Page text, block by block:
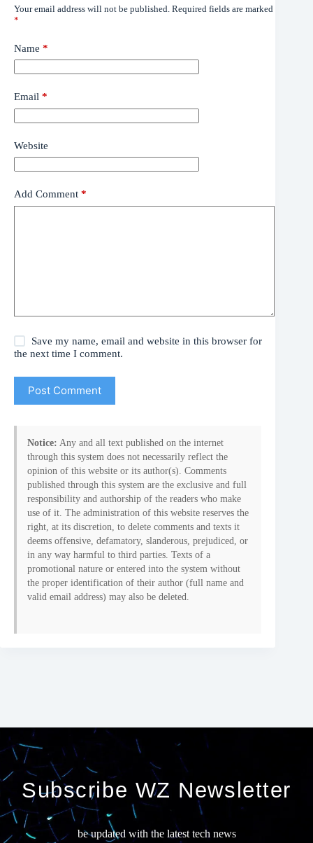
Your email address will not be published. Required fields are marked
*
Name *
Email *
Website
Add Comment *
Save my name, email and website in this browser for
the next time I comment.
Post Comment
Notice: Any and all text published on the internet
through this system does not necessarily reflect the
opinion of this website or its author(s). Comments
published through this system are the exclusive and full
responsibility and authorship of the readers who make
use of it. The administration of this website reserves the
right, at its discretion, to delete comments and texts it
deems offensive, defamatory, slanderous, prejudiced, or
in any way harmful to third parties. Texts of a
promotional nature or entered into the system without
the proper identification of their author (full name and
valid email address) may also be deleted.
Subscribe WZ Newsletter
be updated with the latest tech news